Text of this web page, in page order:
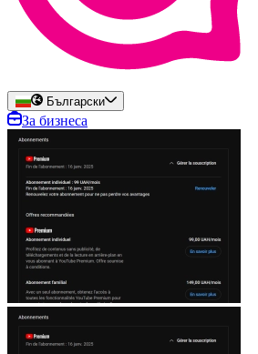
Български
За бизнеса